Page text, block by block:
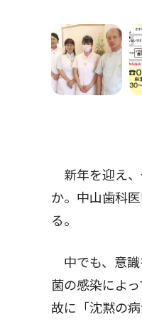
新年を迎え、
か。中山歯科
る。
中でも、意識
菌の感染によ
故に「沈黙の